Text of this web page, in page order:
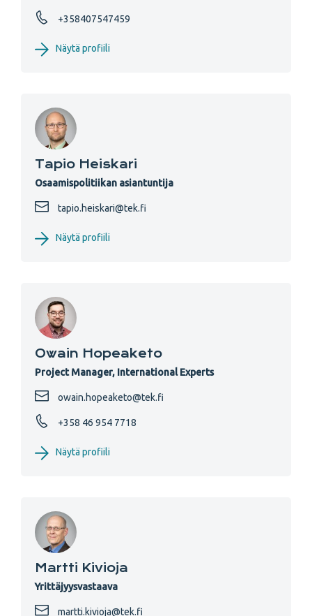
+358407547459
Näytä profiili
Tapio Heiskari
Osaamispolitiikan asiantuntija
tapio.heiskari@tek.fi
Näytä profiili
Owain Hopeaketo
Project Manager, International Experts
owain.hopeaketo@tek.fi
+358 46 954 7718
Näytä profiili
Martti Kivioja
Yrittäjyysvastaava
martti.kivioja@tek.fi